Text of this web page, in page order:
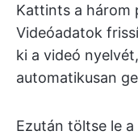
Kattints a három
Videóadatok
ki a videó
automatikusan
Ezután töltse le